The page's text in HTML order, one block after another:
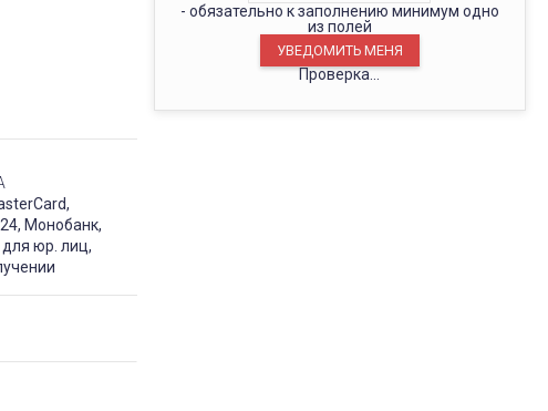
- обязательно к заполнению минимум одно
из полей
Проверка...
Монобанк,
юр. лиц,